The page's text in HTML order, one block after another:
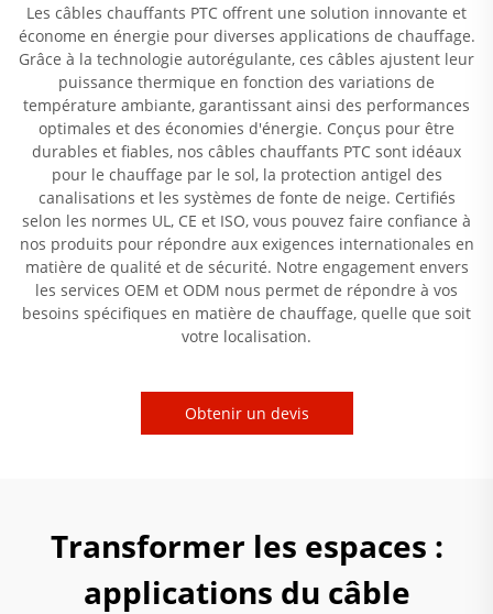
Les câbles chauffants PTC offrent une solution innovante et
économe en énergie pour diverses applications de chauffage.
Grâce à la technologie autorégulante, ces câbles ajustent leur
puissance thermique en fonction des variations de
température ambiante, garantissant ainsi des performances
optimales et des économies d'énergie. Conçus pour être
durables et fiables, nos câbles chauffants PTC sont idéaux
pour le chauffage par le sol, la protection antigel des
canalisations et les systèmes de fonte de neige. Certifiés
selon les normes UL, CE et ISO, vous pouvez faire confiance à
nos produits pour répondre aux exigences internationales en
matière de qualité et de sécurité. Notre engagement envers
les services OEM et ODM nous permet de répondre à vos
besoins spécifiques en matière de chauffage, quelle que soit
votre localisation.
Obtenir un devis
Transformer les espaces :
applications du câble